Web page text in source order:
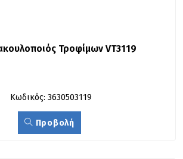
Τροφίμων VT3119
Κωδικός: 3630503119
Προβολή